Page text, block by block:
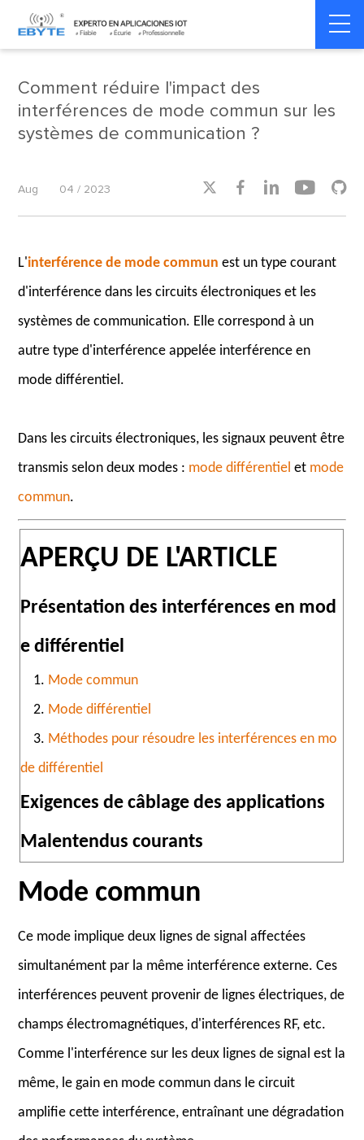
Home > Industry dynamics > Industry dynamics
Comment réduire l'impact des
interférences de mode commun sur les
systèmes de communication ?
Aug 04 / 2023     
L'interférence de mode commun est un type courant
d'interférence dans les circuits électroniques et les
systèmes de communication. Elle correspond à un
autre type d'interférence appelée interférence en
mode différentiel.
Dans les circuits électroniques, les signaux peuvent être
transmis selon deux modes : mode différentiel et mode
commun.
APERÇU DE L'ARTICLE
Présentation des interférences en mod
e différentiel
1. Mode commun
2. Mode différentiel
3. Méthodes pour résoudre les interférences en mo
de différentiel
Exigences de câblage des applications
Malentendus courants
Mode commun
Ce mode implique deux lignes de signal affectées
simultanément par la même interférence externe. Ces
interférences peuvent provenir de lignes électriques, de
champs électromagnétiques, d'interférences RF, etc.
Comme l'interférence sur les deux lignes de signal est la
même, le gain en mode commun dans le circuit
amplifie cette interférence, entraînant une dégradation